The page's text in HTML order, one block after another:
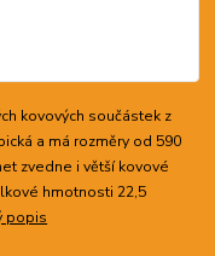
kovových součástek z
a má rozměry od 590
zvedne i větší kovové
hmotnosti 22,5
popis